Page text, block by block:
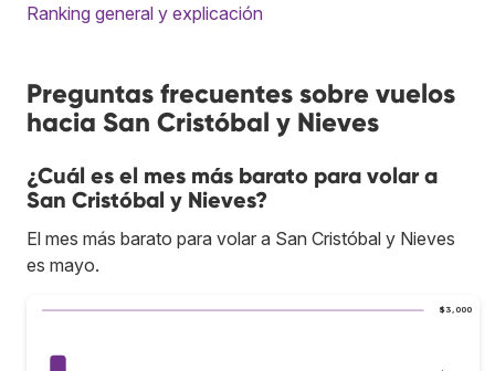
Ranking general y explicación
Preguntas frecuentes sobre vuelos
hacia San Cristóbal y Nieves
¿Cuál es el mes más barato para volar a
San Cristóbal y Nieves?
El mes más barato para volar a San Cristóbal y Nieves
es mayo.
$3,000